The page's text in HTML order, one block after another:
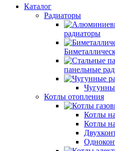
Каталог
Радиаторы
радиаторы
панельные
Котлы отопления
Котлы
Котлы